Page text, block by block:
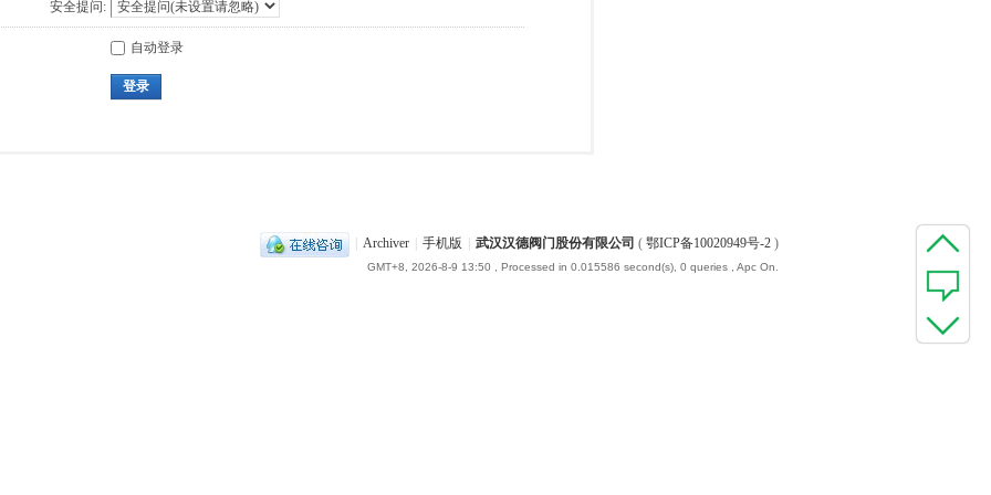
安全提问:
自动登录
登录
Archiver 手机版 武汉汉德阀门股份有限公司 ( 鄂ICP备10020949号-2 )
GMT+8, 2026-8-9 13:50 , Processed in 0.015586 second(s), 0 queries , Apc On.